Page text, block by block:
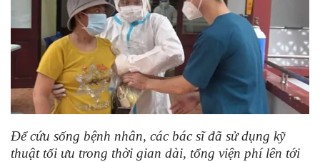
Để cứu sống bệnh nhân, các bác sĩ đã sử dụng kỹ
thuật tối ưu trong thời gian dài, tổng viện phí lên tới